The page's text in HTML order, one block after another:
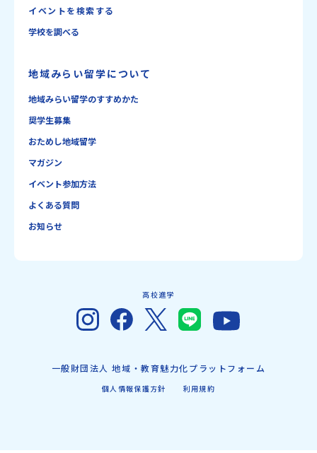
イベントを検索する
学校を調べる
地域みらい留学について
地域みらい留学のすすめかた
奨学生募集
おためし地域留学
マガジン
イベント参加方法
よくある質問
お知らせ
高校進学
一般財団法人 地域・教育魅力化プラットフォーム
個人情報保護方針 利用規約